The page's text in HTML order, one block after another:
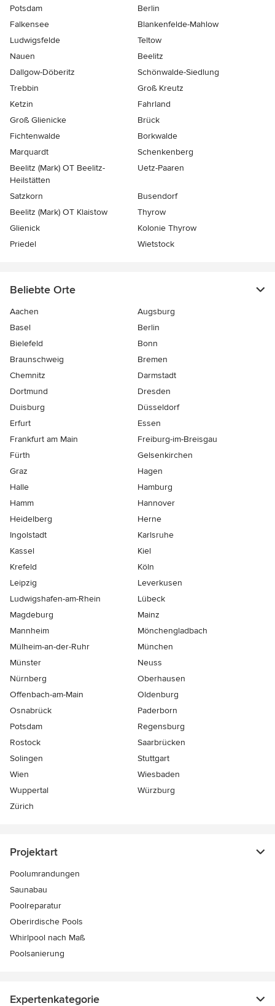
Potsdam
Berlin
Falkensee
Blankenfelde-Mahlow
Ludwigsfelde
Teltow
Nauen
Beelitz
Dallgow-Döberitz
Schönwalde-Siedlung
Trebbin
Groß Kreutz
Ketzin
Fahrland
Groß Glienicke
Brück
Fichtenwalde
Borkwalde
Marquardt
Schenkenberg
Beelitz (Mark) OT Beelitz-
Heilstätten
Uetz-Paaren
Satzkorn
Busendorf
Beelitz (Mark) OT Klaistow
Thyrow
Glienick
Kolonie Thyrow
Priedel
Wietstock
Beliebte Orte
Aachen
Augsburg
Basel
Berlin
Bielefeld
Bonn
Braunschweig
Bremen
Chemnitz
Darmstadt
Dortmund
Dresden
Duisburg
Düsseldorf
Erfurt
Essen
Frankfurt am Main
Freiburg-im-Breisgau
Fürth
Gelsenkirchen
Graz
Hagen
Halle
Hamburg
Hamm
Hannover
Heidelberg
Herne
Ingolstadt
Karlsruhe
Kassel
Kiel
Krefeld
Köln
Leipzig
Leverkusen
Ludwigshafen-am-Rhein
Lübeck
Magdeburg
Mainz
Mannheim
Mönchen­gladbach
Mülheim-an-der-Ruhr
München
Münster
Neuss
Nürnberg
Oberhausen
Offenbach-am-Main
Oldenburg
Osnabrück
Paderborn
Potsdam
Regensburg
Rostock
Saarbrücken
Solingen
Stuttgart
Wien
Wiesbaden
Wuppertal
Würzburg
Zürich
Projektart
Poolumrandungen
Saunabau
Poolreparatur
Oberirdische Pools
Whirlpool nach Maß
Poolsanierung
Expertenkategorie